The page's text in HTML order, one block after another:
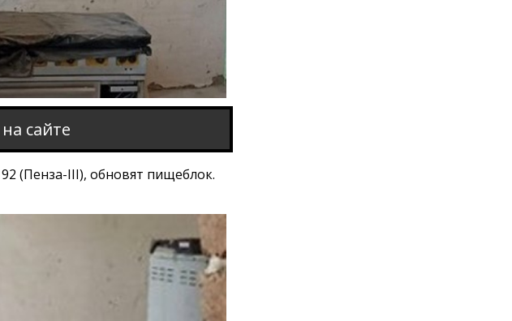
сайте
(Пенза-III), обновят пищеблок.